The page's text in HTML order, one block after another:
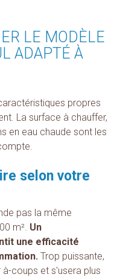
LE MODÈLE
ADAPTÉ À
propres
La surface à chauffer,
en eau chaude sont les
selon votre
pas la même
m². Un
une efficacité
Trop puissante,
coups et s'usera plus